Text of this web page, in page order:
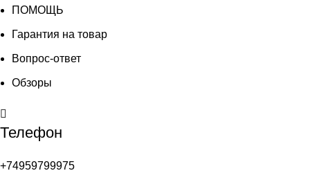
ПОМОЩЬ
Гарантия на товар
Вопрос-ответ
Обзоры
Телефон
+74959799975